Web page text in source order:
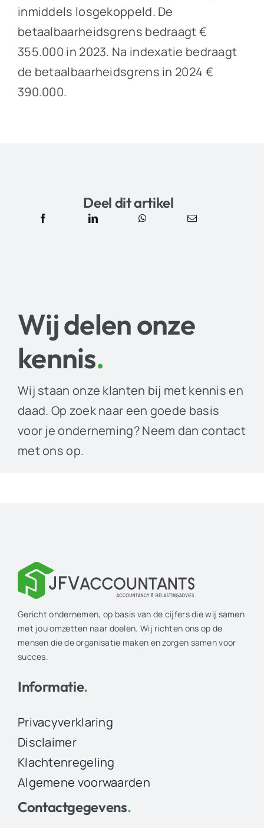
inmiddels losgekoppeld. De
betaalbaarheidsgrens bedraagt €
355.000 in 2023. Na indexatie bedraagt
de betaalbaarheidsgrens in 2024 €
390.000.
Deel dit artikel
Wij delen onze
kennis.
Wij staan onze klanten bij met kennis en
daad. Op zoek naar een goede basis
voor je onderneming? Neem dan contact
met ons op.
Gericht ondernemen, op basis van de cijfers die wij samen
met jou omzetten naar doelen. Wij richten ons op de
mensen die de organisatie maken en zorgen samen voor
succes.
Informatie.
Privacyverklaring
Disclaimer
Klachtenregeling
Algemene voorwaarden
Contactgegevens.